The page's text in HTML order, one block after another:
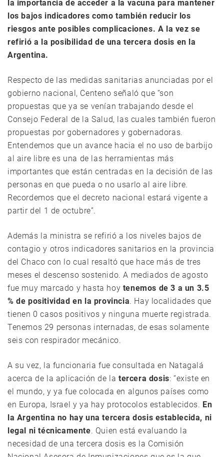
la importancia de acceder a la vacuna para mantener
los bajos indicadores como también reducir los
riesgos ante posibles complicaciones. A la vez se
refirió a la posibilidad de una tercera dosis en la
Argentina.
Respecto de las medidas sanitarias anunciadas por el
gobierno nacional, Centeno señaló que “son
propuestas que ya se venían trabajando desde el
Consejo Federal de la Salud, las cuales también fueron
propuestas por gobernadores y gobernadoras.
Entendemos que un avance hacia el no uso de barbijo
al aire libre es una de las herramientas más
importantes que están centradas en la decisión de las
personas en que pueda o no usarlo al aire libre.
Recordemos que el decreto nacional estará vigente a
partir del 1 de octubre”.
Además la ministra se refirió a los niveles bajos de
contagio y otros indicadores sanitarios en la provincia
del Chaco con lo cual resaltó que hace más de tres
meses el descenso sostenido. A mediados de agosto
fue muy marcado y hasta hoy tenemos de 3 a un 3.5
% de positividad en la provincia. Hay localidades que
tienen 0 casos positivos y ninguna muerte registrada.
Tenemos 29 personas internadas, de esas solamente
seis con respirador mecánico.
A su vez, la funcionaria fue consultada en Natagalá
acerca de la aplicación de latercera dosis: “existe en
el mundo, y ya fue colocada en algunos países como
en Europa, Israel y ya hay protocolos establecidos. En
la Argentina no hay una tercera dosis establecida, ni
legal ni técnicamente. Quien está evaluando la
necesidad de una tercera dosis es la Comisión